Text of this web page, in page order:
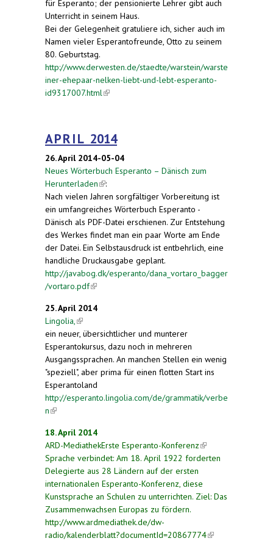
für Esperanto; der pensionierte Lehrer gibt auch
Unterricht in seinem Haus.
Bei der Gelegenheit gratuliere ich, sicher auch im
Namen vieler Esperantofreunde, Otto zu seinem
80. Geburtstag.
http://www.derwesten.de/staedte/warstein/warste
iner-ehepaar-nelken-liebt-und-lebt-esperanto-
id9317007.html (link is external)
A P R I L 2014
26. April 2014-05-04
Neues Wörterbuch Esperanto – Dänisch zum
Herunterladen(link is external)
:
Nach vielen Jahren sorgfältiger Vorbereitung ist
ein umfangreiches Wörterbuch Esperanto -
Dänisch als PDF-Datei erschienen. Zur Entstehung
des Werkes findet man ein paar Worte am Ende
der Datei. Ein Selbstausdruck ist entbehrlich, eine
handliche Druckausgabe geplant.
http://javabog.dk/esperanto/dana_vortaro_bagger
/vortaro.pdf(link is external)
25. April 2014
Lingolia, (link is external)
ein neuer, übersichtlicher und munterer
Esperantokursus, dazu noch in mehreren
Ausgangssprachen. An manchen Stellen ein wenig
"speziell", aber prima für einen flotten Start ins
Esperantoland
http://esperanto.lingolia.com/de/grammatik/verbe
n(link is external)
18. April 2014
ARD-MediathekErste Esperanto-Konferenz(link is
external)
Sprache verbindet: Am 18. April 1922 forderten
Delegierte aus 28 Ländern auf der ersten
internationalen Esperanto-Konferenz, diese
Kunstsprache an Schulen zu unterrichten. Ziel: Das
Zusammenwachsen Europas zu fördern.
http://www.ardmediathek.de/dw-
radio/kalenderblatt?documentId=20867774(link is